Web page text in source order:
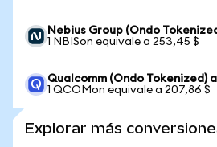
Nebius Group (Ondo
1 NBISon equivale a 253,45 $
Qualcomm (Ondo Tokenized)
1 QCOMon equivale a 207,86 $
Explorar más